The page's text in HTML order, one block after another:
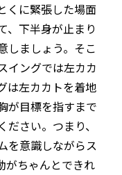
くに緊張した場面
、下半身が止まり
しましょう。そこ
イングでは左カカ
は左カカトを着地
が目標を指すまで
さい。つまり、
を意識しながらス
がちゃんとできれ